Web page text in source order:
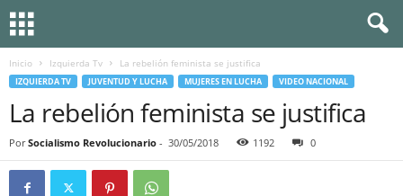
Inicio Izquierda Tv La rebelión feminista se justifica
IZQUIERDA TV JUVENTUD Y LUCHA MUJERES EN LUCHA VIDEO NACIONAL
La rebelión feminista se justifica
Por Socialismo Revolucionario - 30/05/2018 1192 0